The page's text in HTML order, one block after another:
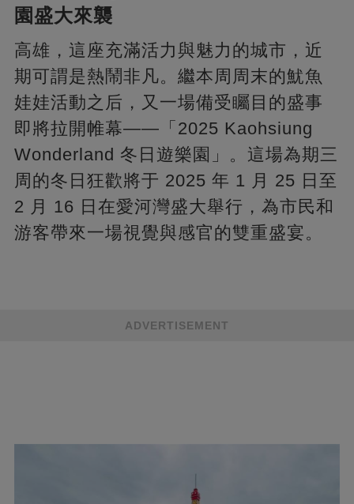
園盛大來襲
高雄，這座充滿活力與魅力的城市，近
期可謂是熱鬧非凡。繼本周周末的魷魚
娃娃活動之后，又一場備受矚目的盛事
即將拉開帷幕——「2025 Kaohsiung
Wonderland 冬日遊樂園」。這場為期三
周的冬日狂歡將于 2025 年 1 月 25 日至
2 月 16 日在愛河灣盛大舉行，為市民和
游客帶來一場視覺與感官的雙重盛宴。
ADVERTISEMENT